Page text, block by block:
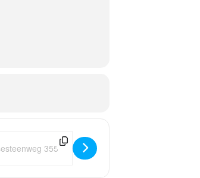
Address - Welkom Thuis sessie [KzrQGa5Gl]